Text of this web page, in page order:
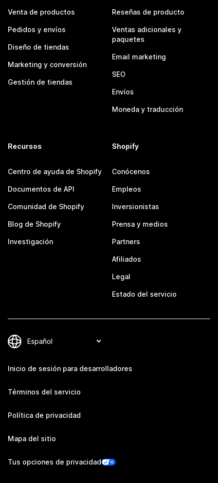
Venta de productos
Pedidos y envíos
Diseño de tiendas
Marketing y conversión
Gestión de tiendas
Reseñas de producto
Ventas adicionales y
paquetes
Email marketing
SEO
Envíos
Moneda y traducción
Recursos
Centro de ayuda de Shopify
Documentos de API
Comunidad de Shopify
Blog de Shopify
Investigación
Shopify
Conócenos
Empleos
Inversionistas
Prensa y medios
Partners
Afiliados
Legal
Estado del servicio
Inicio de sesión para desarrolladores
Términos del servicio
Política de privacidad
Mapa del sitio
Tus opciones de privacidad